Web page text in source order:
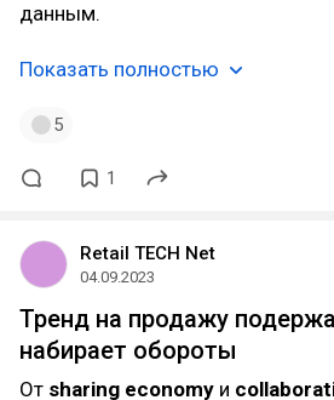
данным.
Показать полностью
5
1
Retail TECH Net
04.09.2023
Тренд на продажу
набирает обороты
От sharing economy и